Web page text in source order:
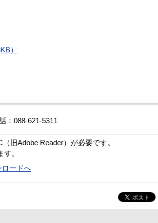
）
088-621-5311
旧Adobe Reader）が必要です。
。
ロードへ